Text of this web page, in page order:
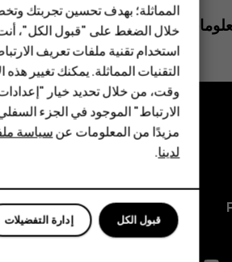
مفيدة؟
المماثلة؛ بهدف تحسين تجربتك
خلال الضغط على "قبول الكل"،
استخدام تقنية ملفات تعريف
التقنيات المماثلة. يمكنك تغيير
وقت، من خلال تحديد خيار
الارتباط" الموجود في الجزء
مزيدًا من المعلومات عنسياسة
لدينا.
إدارة التفضيلات قبول الكل